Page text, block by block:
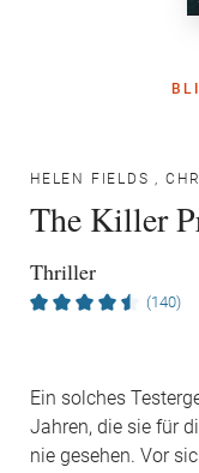
HELEN FIELDS ,
The Killer
Thriller
(140)
Ein solches
Jahren, die sie für
nie gesehen. Vor